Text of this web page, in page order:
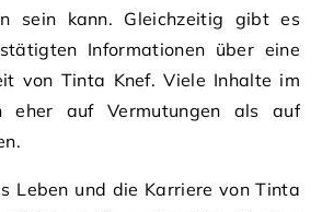
sein kann. Gleichzeitig gibt es
Informationen über eine
von Tinta Knef. Viele Inhalte im
eher auf Vermutungen als auf
Leben und die Karriere von Tinta